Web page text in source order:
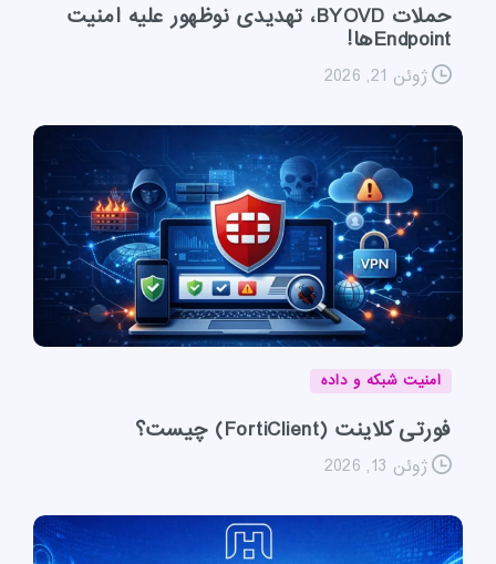
حملات BYOVD، تهدیدی نوظهور علیه امنیت
Endpointها!
ژوئن 21, 2026
امنیت شبکه و داده
فورتی کلاینت (FortiClient) چیست؟
ژوئن 13, 2026